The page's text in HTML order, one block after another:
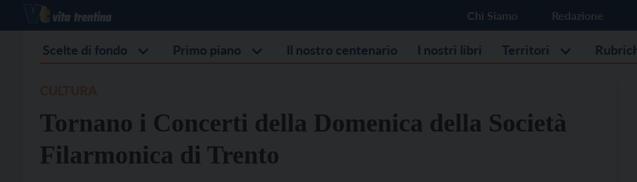
Chi Siamo Redazione
Scelte di fondo Primo piano Il nostro centenario I nostri libri Territori
Tornano i Concerti della Domenica della Società
Filarmonica di Trento